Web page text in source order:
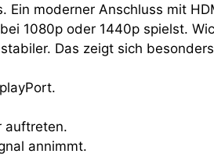
moderner Anschluss mit
1080p oder 1440p spielst.
Das zeigt sich
auftreten.
annimmt.